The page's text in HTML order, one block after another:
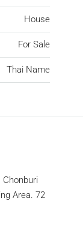
House
For Sale
Thai Name
Chonburi
Area. 72